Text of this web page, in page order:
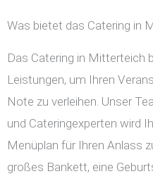
Was bietet das Catering in
Das Catering in Mitterteich
Leistungen, um Ihren
Note zu verleihen. Unser
und Cateringexperten wird
Menüplan für Ihren Anlass
großes Bankett, eine